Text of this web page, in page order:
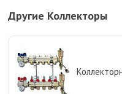
Другие Коллекторы